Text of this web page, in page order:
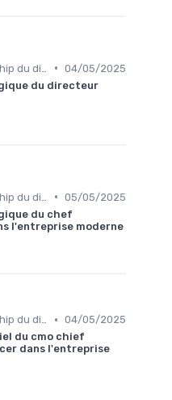
• 04/05/2025
du directeur
• 05/05/2025
du chef
l'entreprise moderne
Rôle et leadership du directeur marketing • 04/05/2025
du cmo chief
dans l'entreprise